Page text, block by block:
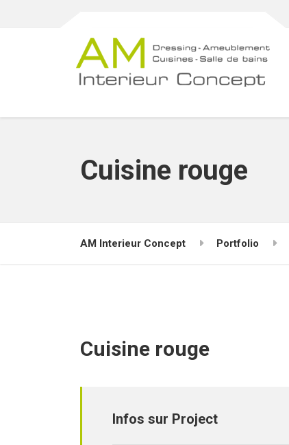
Cuisine rouge
AM Interieur Concept Portfolio
Cuisine rouge
Infos sur Project